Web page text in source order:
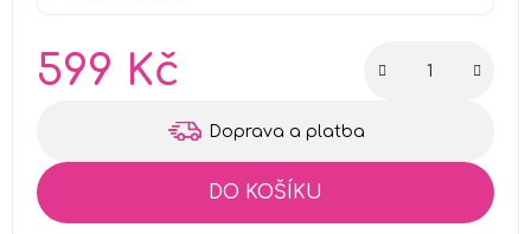
599 Kč
Doprava a platba
DO KOŠÍKU